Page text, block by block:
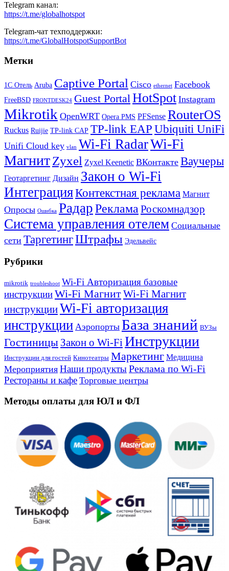
Telegram канал:
https://t.me/globalhotspot
Telegram-чат техподдержки:
https://t.me/GlobalHotspotSupportBot
Метки
1С Отель Aruba Captive Portal Cisco ethernet Facebook
FreeBSD FRONTDESK24 Guest Portal HotSpot Instagram
Mikrotik OpenWRT Opera PMS PFSense RouterOS
Ruckus Ruijie TP-link CAP TP-link EAP Ubiquiti UniFi
Unifi Cloud key vlan Wi-Fi RadarWi-Fi
МагнитZyxel Zyxel Keenetic ВКонтакте Ваучеры
Геотаргетинг Дизайн Закон о Wi-Fi
ИнтеграцияКонтекстная реклама Магнит
Опросы Ошибка РадарРеклама Роскомнадзор
Система управления отелем Социальные
сети ТаргетингШтрафы Эдельвейс
Рубрики
mikrotik troubleshoot Wi-Fi Авторизация базовые
инструкцииWi-Fi МагнитWi-Fi Магнит
инструкцииWi-Fi авторизация
инструкции Аэропорты База знаний ВУЗы
Гостиницы Закон о Wi-FiИнструкции
Инструкции для гостей Кинотеатры Маркетинг Медицина
Мероприятия Наши продуктыРеклама по Wi-Fi
Рестораны и кафе Торговые центры
Методы оплаты для ЮЛ и ФЛ